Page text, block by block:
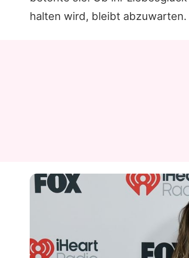
halten wird, bleibt abzuwarten.